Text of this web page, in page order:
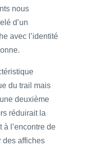
nous
d’un
avec l’identité
du trail mais
deuxième
réduirait la
à l’encontre de
des affiches